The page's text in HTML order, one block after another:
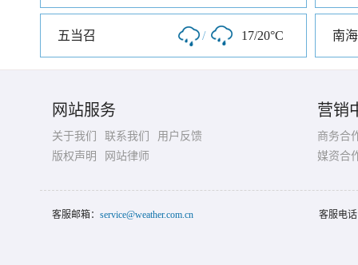
五当召 / 17/20°C 南
网站服务
关于我们 联系我们
用户反馈
版权声明
网站律师
营销
商务合
媒资合
客服邮箱： service@weather.com.cn 客服电